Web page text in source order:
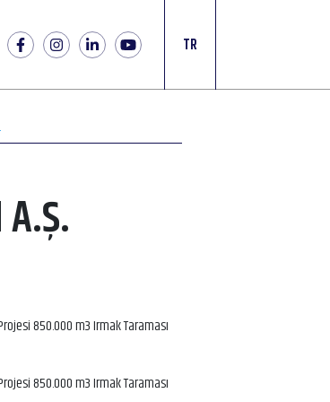
TR
850.000 m3 Irmak Taraması
850.000 m3 Irmak Taraması